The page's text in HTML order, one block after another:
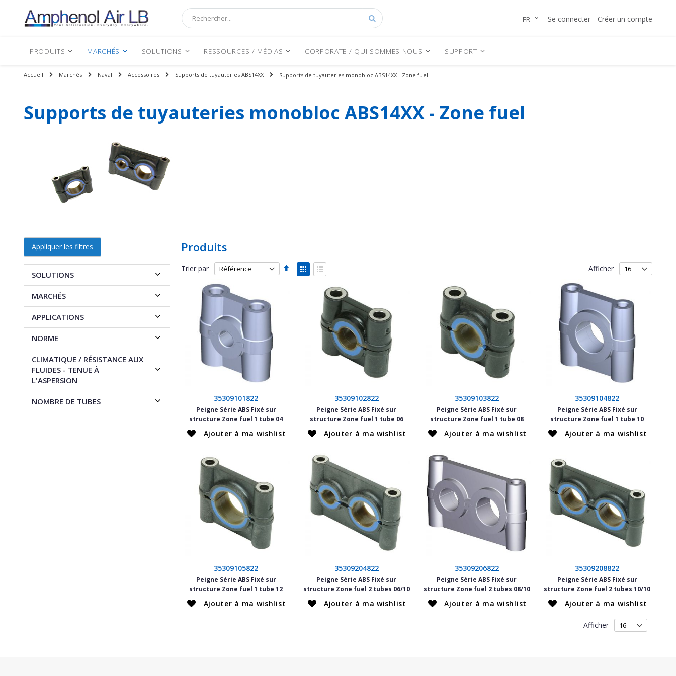
Rechercher
Allez
LANGUE
FR Se connecter Créer un compte
PRODUITS MARCHÉS SOLUTIONS RESSOURCES / MÉDIAS CORPORATE / QUI SOMMES-NOUS SUPPORT
Accueil Marchés Naval Accessoires Supports de tuyauteries ABS14XX Supports de tuyauteries monobloc ABS14XX - Zone fuel
Supports de tuyauteries monobloc ABS14XX - Zone fuel
Produits
Trier par
Par
ordre
Afficher
en
Afficher
35309101822
Peigne Série ABS Fixé sur
structure Zone fuel 1 tube 04
Ajouter à ma wishlist
35309102822
Peigne Série ABS Fixé sur
structure Zone fuel 1 tube 06
Ajouter à ma wishlist
35309103822
Peigne Série ABS Fixé sur
structure Zone fuel 1 tube 08
Ajouter à ma wishlist
35309104822
Peigne Série ABS Fixé sur
structure Zone fuel 1 tube 10
Ajouter à ma wishlist
35309105822
Peigne Série ABS Fixé sur
structure Zone fuel 1 tube 12
Ajouter à ma wishlist
35309204822
Peigne Série ABS Fixé sur
structure Zone fuel 2 tubes 06/10
Ajouter à ma wishlist
35309206822
Peigne Série ABS Fixé sur
structure Zone fuel 2 tubes 08/10
Ajouter à ma wishlist
35309208822
Peigne Série ABS Fixé sur
structure Zone fuel 2 tubes 10/10
Ajouter à ma wishlist
Afficher
Appliquer les filtres
SOLUTIONS
MARCHÉS
APPLICATIONS
NORME
CLIMATIQUE / RÉSISTANCE AUX
FLUIDES - TENUE À
L'ASPERSION
NOMBRE DE TUBES